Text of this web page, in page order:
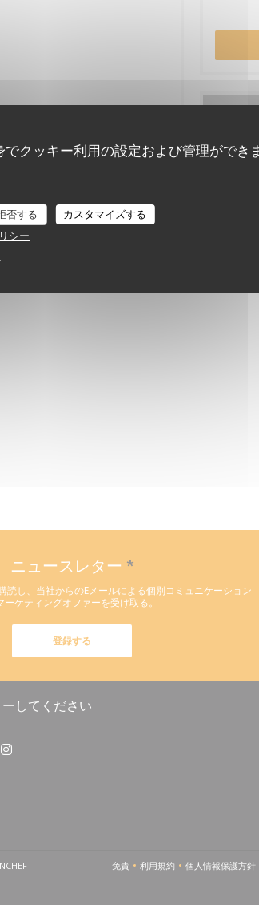
クッキー利用の設定および管理ができ
否する
カスタマイズする
シー
ー
ニュースレター *
読し、当社からのEメールによる個別コミュニケーション
ーケティングオファーを受け取る。
登録する
す))
してください
((新しいウィンドウで開きます))
Instagram ((新しいウィンドウで開きます))
((新しいウィンドウで開きます))
免責((新しいウィンドウで開きます))
利用規約((新しいウィンドウで開
個人情報保護方針
((新しい